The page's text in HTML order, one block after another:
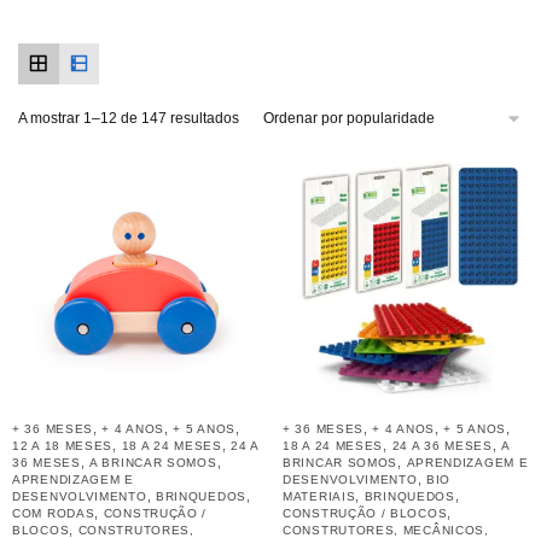
A mostrar 1–12 de 147 resultados
+ 36 MESES ,+ 4 ANOS ,+ 5 ANOS
12 A 18 MESES 18 A 24 MESES ,24 A
36 MESES
,A BRINCAR SOMOS
APRENDIZAGEM E
DESENVOLVIMENTO
BRINQUEDOS
COM RODAS
CONSTRUÇÃO /
BLOCOS
CONSTRUTORES,
+ 36 MESES ,+ 4 ANOS ,+ 5 ANOS
18 A 24 MESES 24 A 36 MESES ,A
BRINCAR SOMOS
APRENDIZAGEM E
DESENVOLVIMENTO
BIO
MATERIAIS
BRINQUEDOS
CONSTRUÇÃO / BLOCOS
CONSTRUTORES, MECÂNICOS,